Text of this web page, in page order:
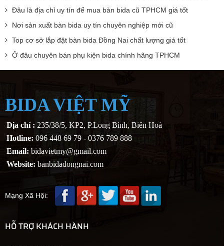
Đâu là địa chỉ uy tín để mua bàn bida cũ TPHCM giá tốt
Nơi sản xuất bàn bida uy tín chuyên nghiệp mới cũ
Top cơ sở lắp đặt bàn bida Đồng Nai chất lượng giá tốt
Ở đâu chuyên bán phụ kiện bida chính hãng TPHCM
BIDA VIỆT MỸ
Địa chỉ : 235/38/5, KP2, P.Long Bình, Biên Hoà
Hotline: 096 448 69 79 - 0376 789 888
Email: bidavietmy@gmail.com
Website: banbidadongnai.com
Mạng Xã Hội:
HỖ TRỢ KHÁCH HÀNH